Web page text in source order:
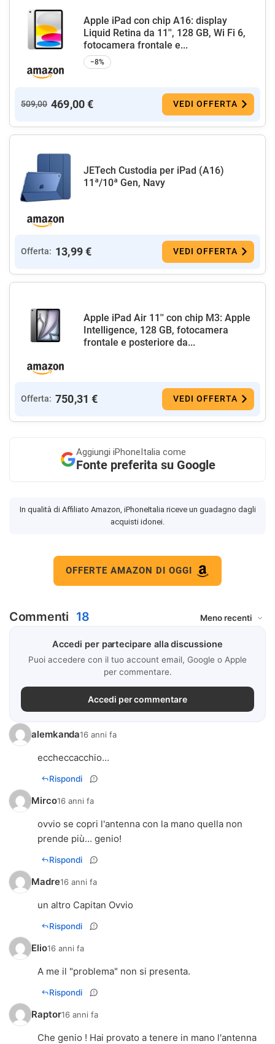
Apple iPad con chip A16: display
Liquid Retina da 11'', 128 GB, Wi Fi 6,
fotocamera frontale e...
−8%
509,00 469,00 € VEDI OFFERTA
JETech Custodia per iPad (A16)
11ª/10ª Gen, Navy
Offerta: 13,99 € VEDI OFFERTA
Apple iPad Air 11'' con chip M3: Apple
Intelligence, 128 GB, fotocamera
frontale e posteriore da...
Offerta: 750,31 € VEDI OFFERTA
Aggiungi iPhoneItalia come
Fonte preferita su Google
In qualità di Affiliato Amazon, iPhoneItalia riceve un guadagno dagli
acquisti idonei.
OFFERTE AMAZON DI OGGI
Commenti 18
Accedi per partecipare alla discussione
Puoi accedere con il tuo account email, Google o Apple
per commentare.
Accedi per commentare
alemkanda16 anni fa
eccheccacchio...
Rispondi
Mirco16 anni fa
ovvio se copri l'antenna con la mano quella non
prende più... genio!
Rispondi
Madre16 anni fa
un altro Capitan Ovvio
Rispondi
Elio16 anni fa
A me il "problema" non si presenta.
Rispondi
Raptor16 anni fa
Che genio ! Hai provato a tenere in mano l'antenna